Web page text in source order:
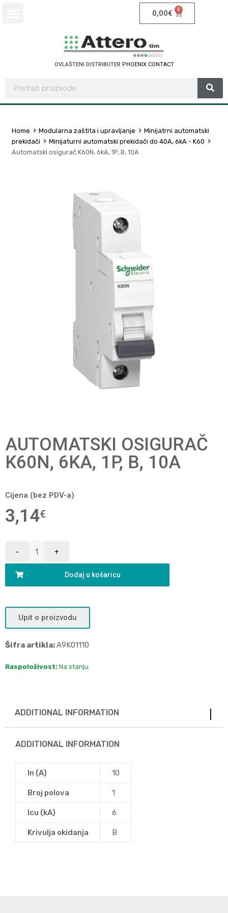
0,00€ 0
OVLAŠTENI DISTRIBUTER PHOENIX CONTACT
Home Modularna zaštita i upravljanje
Minijatrni automatski
prekidači
Minijaturni automatski prekidači do 40A, 6kA - K60
Automatski osigurač K60N, 6kA, 1P, B, 10A
AUTOMATSKI OSIGURAČ
K60N, 6KA, 1P, B, 10A
Cijena (bez PDV-a)
3,14€
Dodaj u košaricu
Upit o proizvodu
Šifra artikla:A9K01110
Raspoloživost: Na stanju
ADDITIONAL INFORMATION
ADDITIONAL INFORMATION
In (A) 10
Broj polova 1
Icu (kA) 6
Krivulja okidanja B